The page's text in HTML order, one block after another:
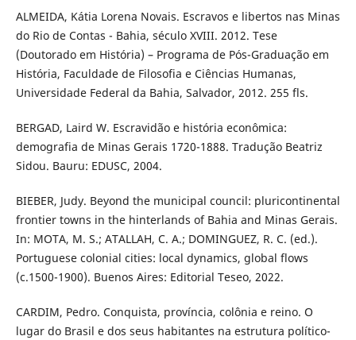
ALMEIDA, Kátia Lorena Novais. Escravos e libertos nas Minas
do Rio de Contas - Bahia, século XVIII. 2012. Tese
(Doutorado em História) – Programa de Pós-Graduação em
História, Faculdade de Filosofia e Ciências Humanas,
Universidade Federal da Bahia, Salvador, 2012. 255 fls.
BERGAD, Laird W. Escravidão e história econômica:
demografia de Minas Gerais 1720-1888. Tradução Beatriz
Sidou. Bauru: EDUSC, 2004.
BIEBER, Judy. Beyond the municipal council: pluricontinental
frontier towns in the hinterlands of Bahia and Minas Gerais.
In: MOTA, M. S.; ATALLAH, C. A.; DOMINGUEZ, R. C. (ed.).
Portuguese colonial cities: local dynamics, global flows
(c.1500-1900). Buenos Aires: Editorial Teseo, 2022.
CARDIM, Pedro. Conquista, província, colônia e reino. O
lugar do Brasil e dos seus habitantes na estrutura político-